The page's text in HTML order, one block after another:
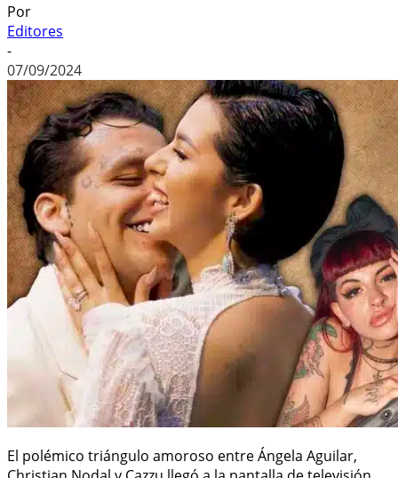
Por
Editores
-
07/09/2024
El polémico triángulo amoroso entre Ángela Aguilar,